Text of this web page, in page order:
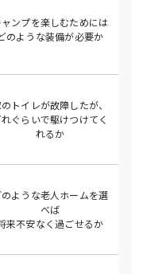
ャンプを楽しむためには
のような装備が必要か
トイレが故障したが、
れぐらいで駆けつけてく
れるか
のような老人ホームを選
べば
来不安なく過ごせるか